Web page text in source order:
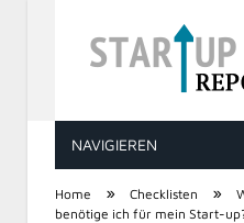
NAVIGIEREN
Home » Checklisten »
benötige ich für mein Start-